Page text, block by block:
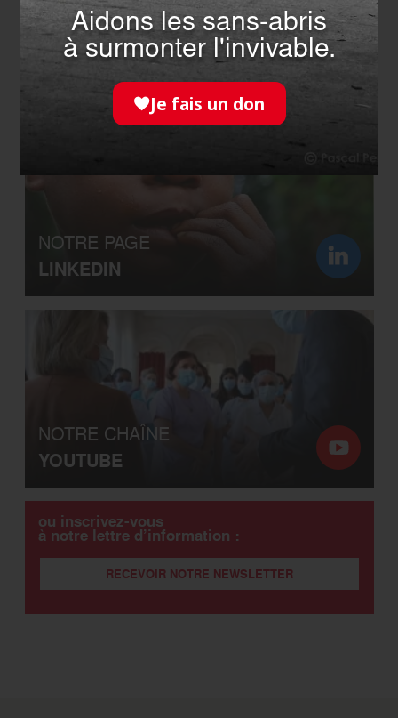
NOTRE COMMUNAUTÉ
FACEBOOK
NOTRE PAGE
LINKEDIN
NOTRE CHAÎNE
YOUTUBE
ou inscrivez-vous
à notre lettre d’information :
RECEVOIR NOTRE NEWSLETTER
Aidons les sans-abris
à surmonter l'invivable.
Je fais un don